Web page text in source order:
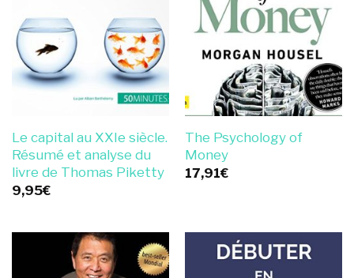
Le capital au XXIe siècle.
Résumé et analyse du
livre de Thomas Piketty
9,95€
The Psychology of
Money
17,91€